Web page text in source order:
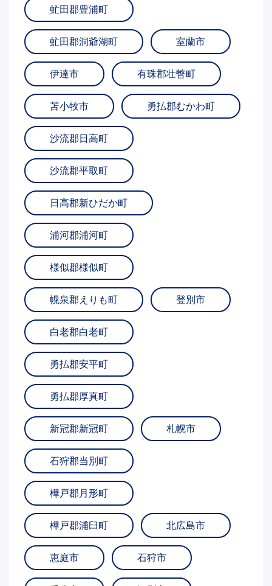
虻田郡豊浦町
虻田郡洞爺湖町 室蘭市
伊達市 有珠郡壮瞥町
苫小牧市 勇払郡むかわ町
沙流郡日高町
沙流郡平取町
日高郡新ひだか町
浦河郡浦河町
様似郡様似町
幌泉郡えりも町 登別市
白老郡白老町
勇払郡安平町
勇払郡厚真町
新冠郡新冠町 札幌市
石狩郡当別町
樺戸郡月形町
樺戸郡浦臼町 北広島市
恵庭市 石狩市